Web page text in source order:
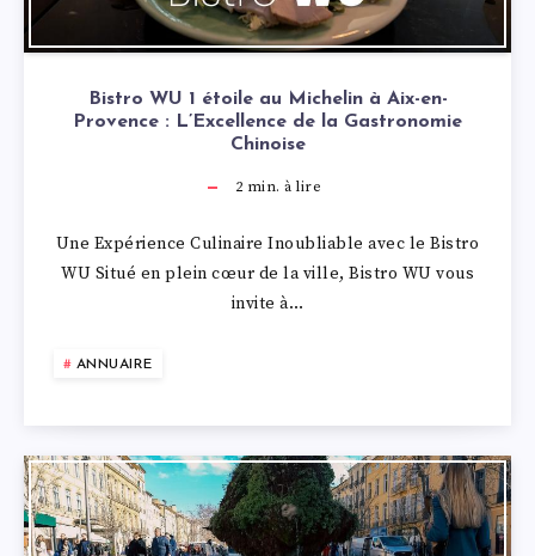
Bistro WU 1 étoile au Michelin à Aix-en-
Provence : L’Excellence de la Gastronomie
Chinoise
2 min. à lire
Une Expérience Culinaire Inoubliable avec le Bistro
WU Situé en plein cœur de la ville, Bistro WU vous
invite à…
ANNUAIRE